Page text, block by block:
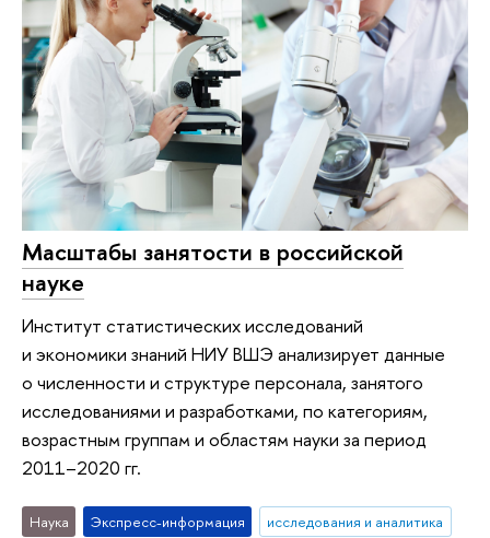
Масштабы занятости в российской
науке
Институт статистических исследований
и экономики знаний НИУ ВШЭ анализирует данные
о численности и структуре персонала, занятого
исследованиями и разработками, по категориям,
возрастным группам и областям науки за период
2011–2020 гг.
Наука Экспресс-информация
исследования и аналитика